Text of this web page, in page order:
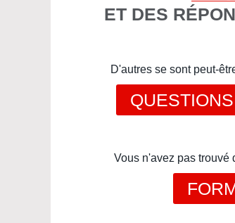
ET DES
D'autres se sont peut-
Vous n'avez pas trouvé